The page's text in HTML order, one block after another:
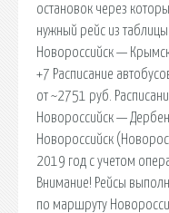
остановок через
нужный рейс из
Новороссийск —
+7 Расписание
от ~2751 руб.
Новороссийск —
Новороссийск
2019 год с учетом
Внимание! Рейсы
по маршруту